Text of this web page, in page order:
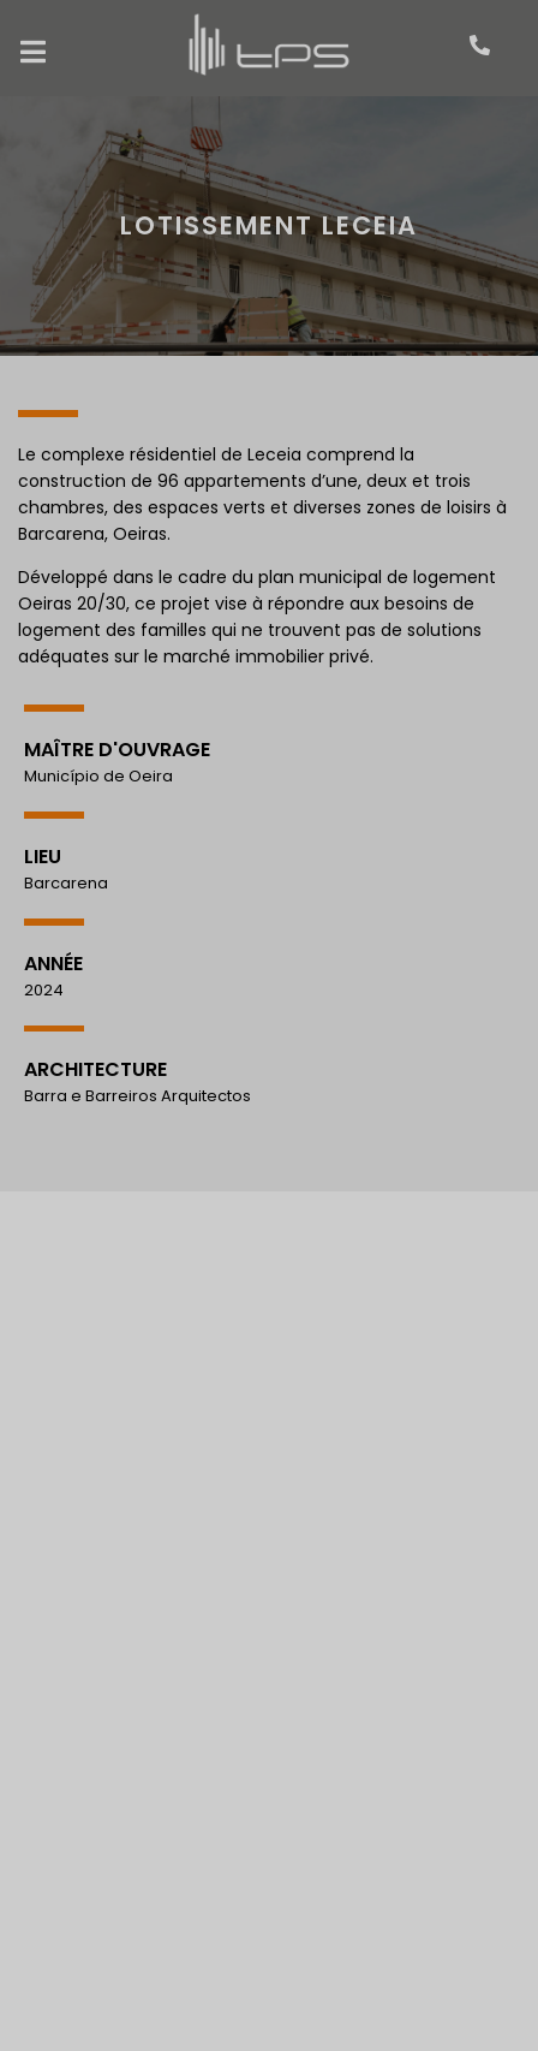
LOTISSEMENT LECEIA
Le complexe résidentiel de Leceia comprend la
construction de 96 appartements d’une, deux et trois
chambres, des espaces verts et diverses zones de loisirs à
Barcarena, Oeiras.
Développé dans le cadre du plan municipal de logement
Oeiras 20/30, ce projet vise à répondre aux besoins de
logement des familles qui ne trouvent pas de solutions
adéquates sur le marché immobilier privé.
MAÎTRE D'OUVRAGE
Município de Oeira
LIEU
Barcarena
ANNÉE
2024
ARCHITECTURE
Barra e Barreiros Arquitectos